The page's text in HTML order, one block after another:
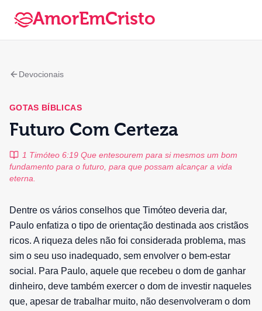
AmorEmCristo
Devocionais
GOTAS BÍBLICAS
Futuro Com Certeza
1 Timóteo 6:19 Que entesourem para si mesmos um bom
fundamento para o futuro, para que possam alcançar a vida
eterna.
Dentre os vários conselhos que Timóteo deveria dar,
Paulo enfatiza o tipo de orientação destinada aos cristãos
ricos. A riqueza deles não foi considerada problema, mas
sim o seu uso inadequado, sem envolver o bem-estar
social. Para Paulo, aquele que recebeu o dom de ganhar
dinheiro, deve também exercer o dom de investir naqueles
que, apesar de trabalhar muito, não desenvolveram o dom